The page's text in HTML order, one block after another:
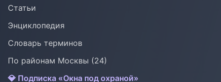
Статьи
Энциклопедия
Словарь терминов
По районам Москвы (24)
💎 Подписка «Окна под охраной»